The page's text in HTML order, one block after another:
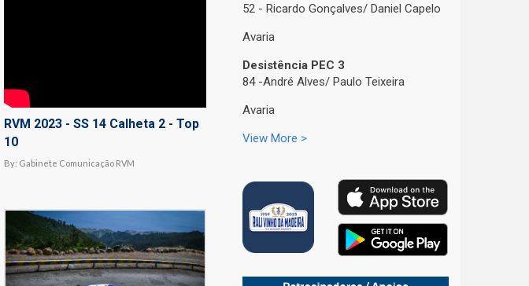
RVM 2023 - SS 14 Calheta 2 - Top
10
By: Gabinete Comunicação RVM
52 - Ricardo Gonçalves/ Daniel Capelo
Avaria
Desistência PEC 3
84 -André Alves/ Paulo Teixeira
Avaria
View More >